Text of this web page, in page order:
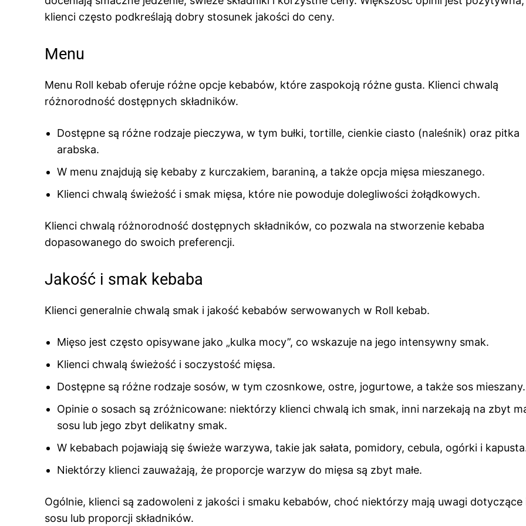
klienci często podkreślają dobry stosunek jakości do ceny.
Menu
Menu Roll kebab oferuje różne opcje kebabów, które zaspokoją różne gusta. Klienci chwalą
różnorodność dostępnych składników.
Dostępne są różne rodzaje pieczywa, w tym bułki, tortille, cienkie ciasto (naleśnik) oraz pitka
arabska.
W menu znajdują się kebaby z kurczakiem, baraniną, a także opcja mięsa mieszanego.
Klienci chwalą świeżość i smak mięsa, które nie powoduje dolegliwości żołądkowych.
Klienci chwalą różnorodność dostępnych składników, co pozwala na stworzenie kebaba
dopasowanego do swoich preferencji.
Jakość i smak kebaba
Klienci generalnie chwalą smak i jakość kebabów serwowanych w Roll kebab.
Mięso jest często opisywane jako „kulka mocy”, co wskazuje na jego intensywny smak.
Klienci chwalą świeżość i soczystość mięsa.
Dostępne są różne rodzaje sosów, w tym czosnkowe, ostre, jogurtowe, a także sos mieszany.
Opinie o sosach są zróżnicowane: niektórzy klienci chwalą ich smak, inni narzekają na zbyt
sosu lub jego zbyt delikatny smak.
W kebabach pojawiają się świeże warzywa, takie jak sałata, pomidory, cebula, ogórki i
Niektórzy klienci zauważają, że proporcje warzyw do mięsa są zbyt małe.
Ogólnie, klienci są zadowoleni z jakości i smaku kebabów, choć niektórzy mają uwagi dotyczące
sosu lub proporcji składników.